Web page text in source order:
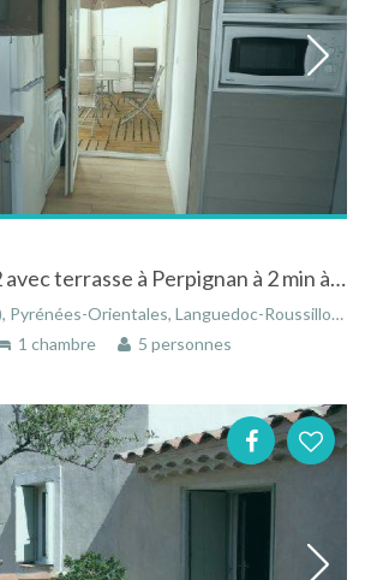
Appartement T2 avec terrasse à Perpignan à 2 min à pied du centre ville à 10 min de la mer
Orientales, Languedoc-Roussillon, Occitanie, France
1 chambre 5 personnes